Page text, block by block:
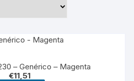
– Genérico – Magenta
€11,51